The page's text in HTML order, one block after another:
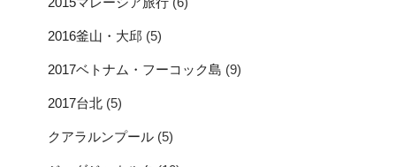
2016釜山・大邱 (5)
2017ベトナム・フーコック島 (9)
2017台北 (5)
クアラルンプール (5)